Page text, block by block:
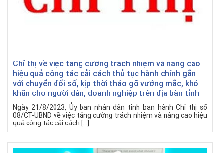
Chỉ thị về việc tăng cường trách nhiệm và nâng cao
hiệu quả công tác cải cách thủ tục hành chính gắn
với chuyển đổi số, kịp thời tháo gỡ vướng mắc, khó
khăn cho người dân, doanh nghiệp trên địa bàn tỉnh
Ngày 21/8/2023, Ủy ban nhân dân tỉnh ban hành Chỉ thị số
08/CT-UBND về việc tăng cường trách nhiệm và nâng cao hiệu
quả công tác cải cách […]